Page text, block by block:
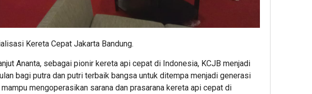
Kereta Cepat Jakarta Bandung.
Ananta, sebagai pionir kereta api cepat di Indonesia, KCJB menjadi
bagi putra dan putri terbaik bangsa untuk ditempa menjadi generasi
mengoperasikan sarana dan prasarana kereta api cepat di